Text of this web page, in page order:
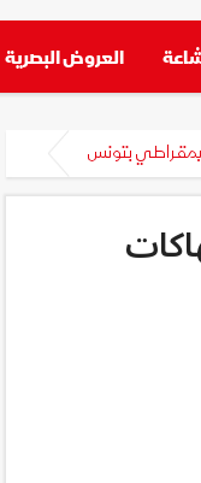
العروض البصرية
بتونس